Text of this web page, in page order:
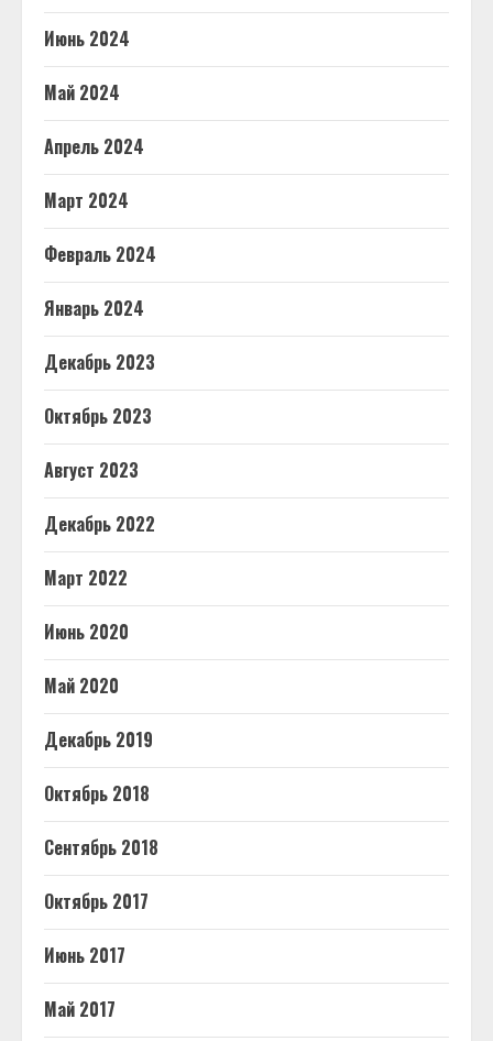
Июнь 2024
Май 2024
Апрель 2024
Март 2024
Февраль 2024
Январь 2024
Декабрь 2023
Октябрь 2023
Август 2023
Декабрь 2022
Март 2022
Июнь 2020
Май 2020
Декабрь 2019
Октябрь 2018
Сентябрь 2018
Октябрь 2017
Июнь 2017
Май 2017